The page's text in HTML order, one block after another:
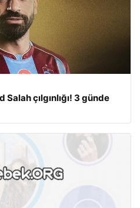
çılgınlığı! 3 günde